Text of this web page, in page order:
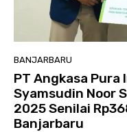
BANJARBARU
PT Angkasa Pura
Syamsudin Noor
2025 Senilai
Banjarbaru